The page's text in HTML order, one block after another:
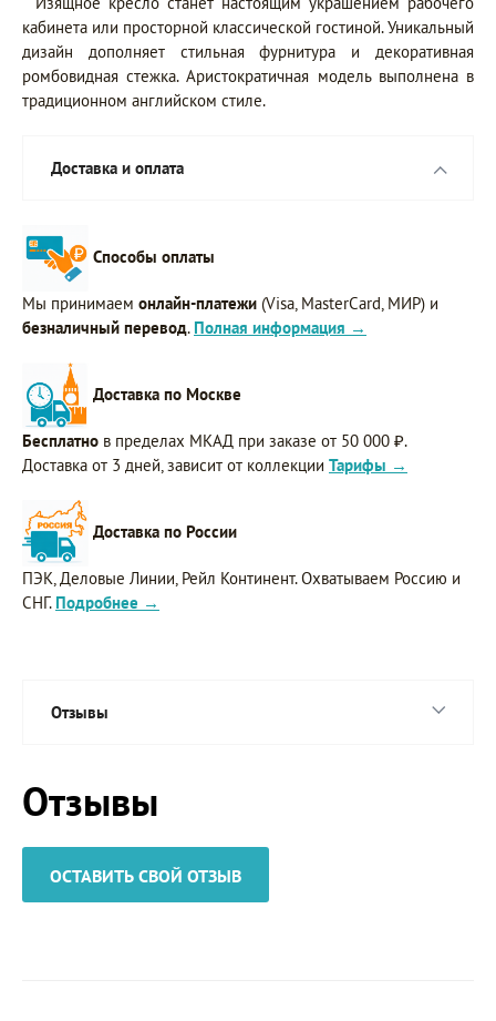
кабинета или просторной классической гостиной. Уникальный
дизайн дополняет стильная фурнитура и декоративная
ромбовидная стежка. Аристократичная модель выполнена в
традиционном английском стиле.
Доставка и оплата
Способы оплаты
Мы принимаем онлайн-платежи (Visa, MasterCard, МИР) и
безналичный перевод. Полная информация →
Доставка по Москве
Бесплатно в пределах МКАД при заказе от 50 000 ₽.
Доставка от 3 дней, зависит от коллекции Тарифы →
Доставка по России
ПЭК, Деловые Линии, Рейл Континент. Охватываем Россию и
СНГ. Подробнее →
Отзывы
Отзывы
ОСТАВИТЬ СВОЙ ОТЗЫВ